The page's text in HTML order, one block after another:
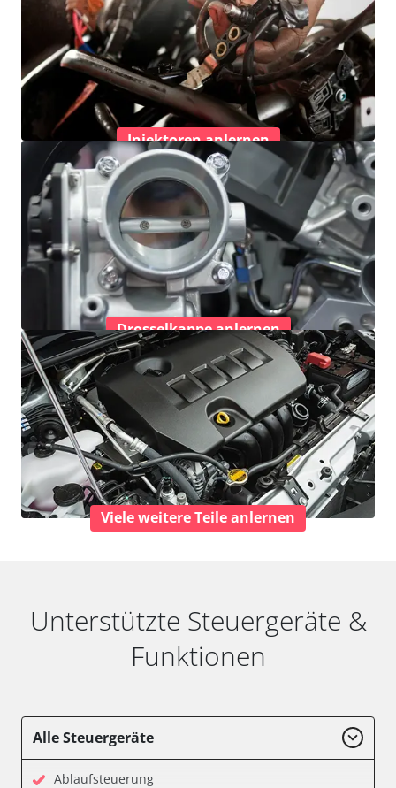
Injektoren anlernen
Drosselkappe anlernen
Viele weitere Teile anlernen
Unterstützte Steuergeräte &
Funktionen
Alle Steuergeräte
Ablaufsteuerung